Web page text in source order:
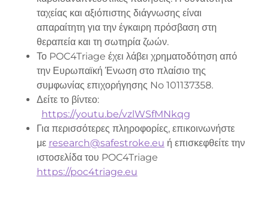
ταχείας και αξιόπιστης διάγνωσης είναι
απαραίτητη για την έγκαιρη πρόσβαση στη
θεραπεία και τη σωτηρία ζωών.
Το POC4Triage έχει λάβει χρηματοδότηση από
την Ευρωπαϊκή Ένωση στο πλαίσιο της
συμφωνίας επιχορήγησης No 101137358.
Δείτε το βίντεο:
https://youtu.be/vzlWSfMNkqg
Για περισσότερες πληροφορίες, επικοινωνήστε
με research@safestroke.eu ή επισκεφθείτε την
ιστοσελίδα του POC4Triage
https://poc4triage.eu